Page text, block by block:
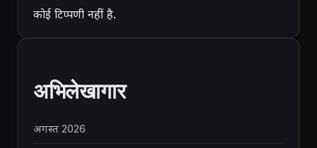
कोई टिप्पणी नहीं है.
अभिलेखागार
अगस्त 2026